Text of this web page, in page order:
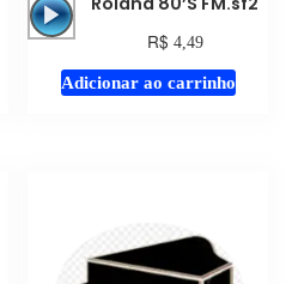
áudio
R$ 4,49
Adicionar ao carrinho